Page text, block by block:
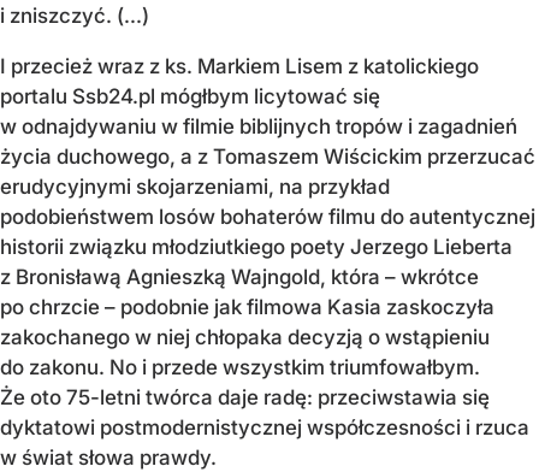
i zniszczyć. (...)
I przecież wraz z ks. Markiem Lisem z katolickiego
portalu Ssb24.pl mógłbym licytować się
w odnajdywaniu w filmie biblijnych tropów i zagadnień
życia duchowego, a z Tomaszem Wiścickim przerzucać
erudycyjnymi skojarzeniami, na przykład
podobieństwem losów bohaterów filmu do autentycznej
historii związku młodziutkiego poety Jerzego Lieberta
z Bronisławą Agnieszką Wajngold, która – wkrótce
po chrzcie – podobnie jak filmowa Kasia zaskoczyła
zakochanego w niej chłopaka decyzją o wstąpieniu
do zakonu. No i przede wszystkim triumfowałbym.
Że oto 75-letni twórca daje radę: przeciwstawia się
dyktatowi postmodernistycznej współczesności i rzuca
w świat słowa prawdy.